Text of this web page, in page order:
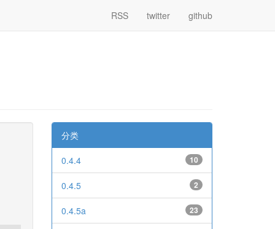
RSS twitter github
分类
10
0.4.4
2
0.4.5
23
0.4.5a